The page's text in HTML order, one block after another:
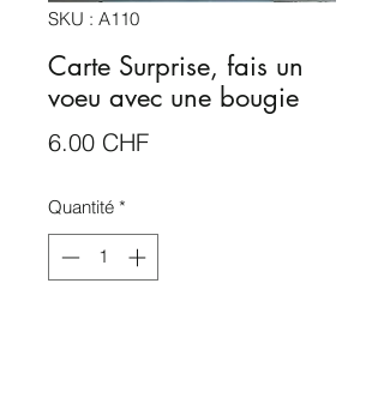
SKU : A110
Carte Surprise, fais un
voeu avec une bougie
6.00 CHFPrix
Quantité *